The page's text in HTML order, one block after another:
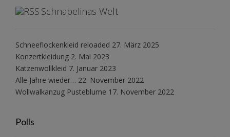
Schnabelinas Welt
Schneeflockenkleid reloaded 27. März 2025
Konzertkleidung 2. Mai 2023
Katzenwollkleid 7. Januar 2023
Alle Jahre wieder… 22. November 2022
Wollwalkanzug Pusteblume 17. November 2022
Polls